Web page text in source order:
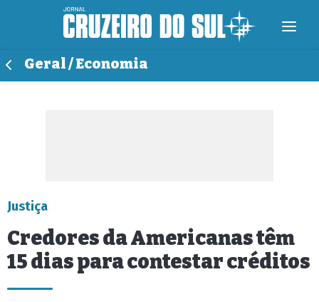
Geral / Economia
Justiça
Credores da Americanas têm
15 dias para contestar créditos